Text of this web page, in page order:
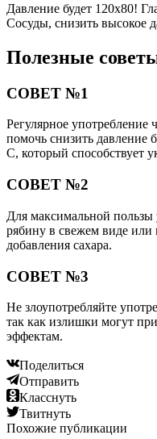
Давление будет 120х80!
Сосуды, снизить высокое
Полезные
СОВЕТ №1
Регулярное
помочь снизить давление
С, который способствует
СОВЕТ №2
Для максимальной
рябину в свежем виде или
добавления сахара.
СОВЕТ №3
Не злоупотребляйте
так как излишки могут
эффектам.
Поделиться
Отправить
Класснуть
Твитнуть
Похожие публикации